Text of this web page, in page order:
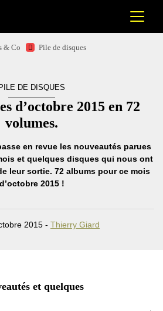
& Co Pile de disques
PILE DE DISQUES
d’octobre 2015 en 72
volumes.
en revue les nouveautés parues
et quelques disques qui nous ont
leur sortie. 72 albums pour ce mois
d’octobre 2015 !
2015 - Thierry Giard
et quelques